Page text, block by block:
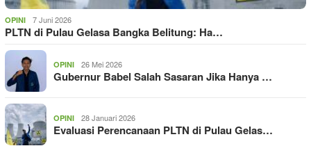
OPINI 7 Juni 2026
PLTN di Pulau Gelasa Bangka Belitung: Ha…
OPINI 26 Mei 2026
Gubernur Babel Salah Sasaran Jika Hanya …
OPINI 28 Januari 2026
Evaluasi Perencanaan PLTN di Pulau Gelas…